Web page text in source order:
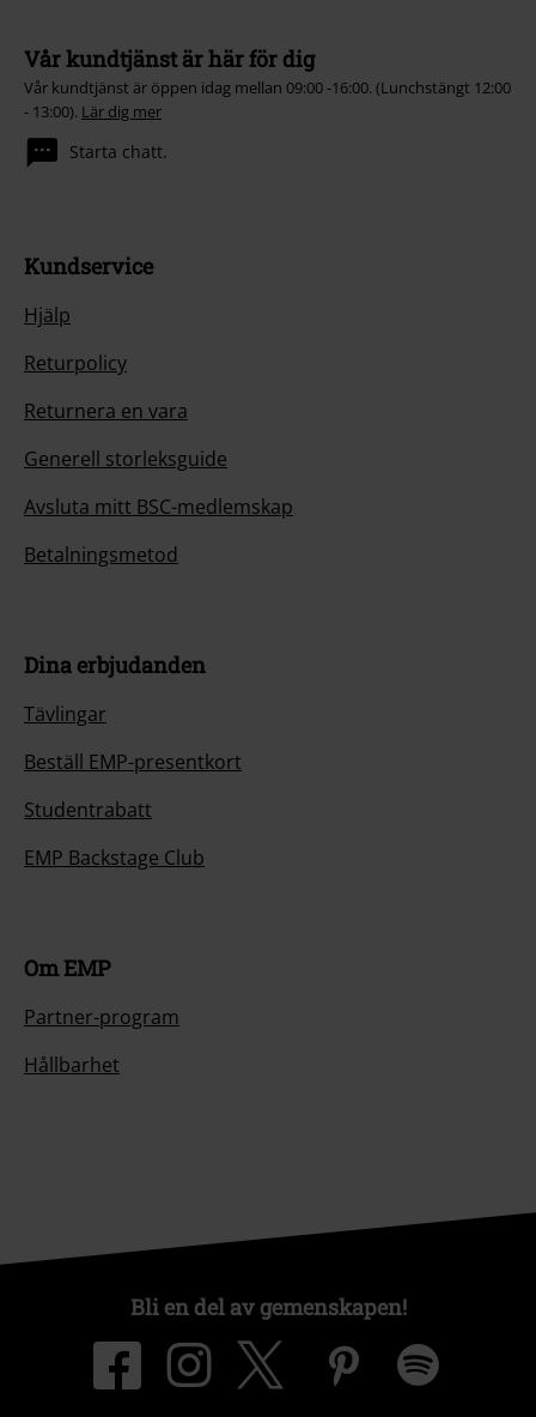
Vår kundtjänst är här för dig
Vår kundtjänst är öppen idag mellan 09:00 -16:00. (Lunchstängt 12:00
- 13:00). Lär dig mer
Starta chatt.
Kundservice
Hjälp
Returpolicy
Returnera en vara
Generell storleksguide
Avsluta mitt BSC-medlemskap
Betalningsmetod
Dina erbjudanden
Tävlingar
Beställ EMP-presentkort
Studentrabatt
EMP Backstage Club
Om EMP
Partner-program
Hållbarhet
Bli en del av gemenskapen!